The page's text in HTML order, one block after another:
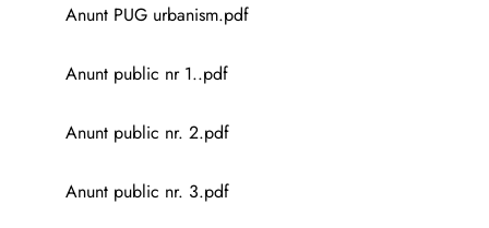
Anunt PUG urbanism.pdf
Anunt public nr 1..pdf
Anunt public nr. 2.pdf
Anunt public nr. 3.pdf